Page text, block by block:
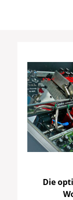
Die